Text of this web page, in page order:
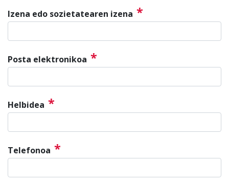
Izena edo sozietatearen izena *
Posta elektronikoa *
Helbidea *
Telefonoa *